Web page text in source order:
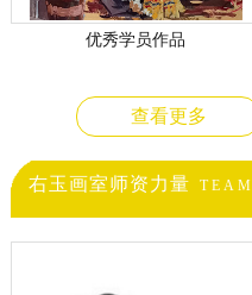
优秀学员作品
查看更多
右玉画室师资力量 TEAM